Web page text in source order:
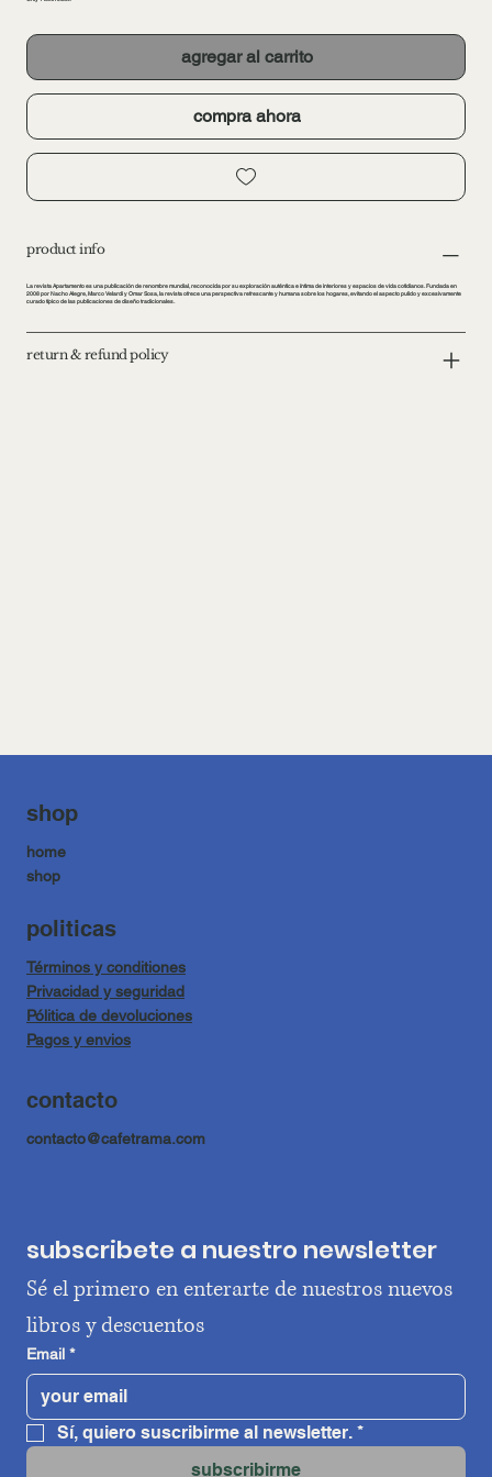
agregar al carrito
compra ahora
product info
La revista Apartamento es una publicación de renombre mundial, reconocida por su exploración auténtica e íntima de interiores y espacios de vida cotidianos. Fundada en
2008 por Nacho Alegre, Marco Velardi y Omar Sosa, la revista ofrece una perspectiva refrescante y humana sobre los hogares, evitando el aspecto pulido y excesivamente
curado típico de las publicaciones de diseño tradicionales.
return & refund policy
shop
home
shop
politicas
Términos y conditiones
Privacidad y seguridad
Pólitica de devoluciones
Pagos y envios
contacto
contacto@cafetrama.com
subscribete a nuestro newsletter
Sé el primero en enterarte de nuestros nuevos
libros y descuentos
Email *
Sí, quiero suscribirme al newsletter. *
subscribirme